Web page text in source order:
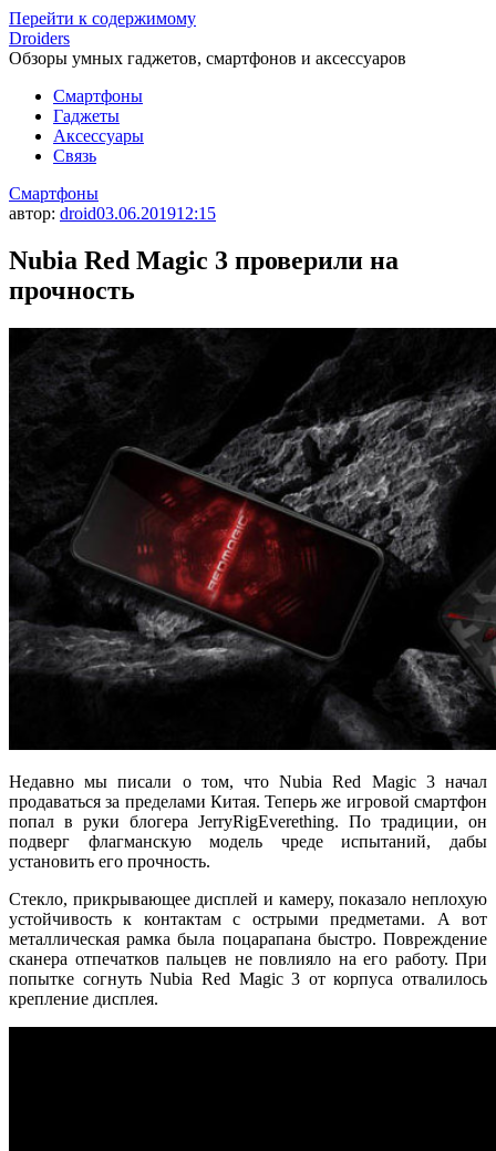
Перейти к содержимому
Droiders
Обзоры умных гаджетов, смартфонов и аксессуаров
Смартфоны
Гаджеты
Аксессуары
Связь
Смартфоны
автор: droid03.06.201912:15
Nubia Red Magic 3 проверили на
прочность
Недавно мы писали о том, что Nubia Red Magic 3 начал
продаваться за пределами Китая. Теперь же игровой смартфон
попал в руки блогера JerryRigEverething. По традиции, он
подверг флагманскую модель чреде испытаний, дабы
установить его прочность.
Стекло, прикрывающее дисплей и камеру, показало неплохую
устойчивость к контактам с острыми предметами. А вот
металлическая рамка была поцарапана быстро. Повреждение
сканера отпечатков пальцев не повлияло на его работу. При
попытке согнуть Nubia Red Magic 3 от корпуса отвалилось
крепление дисплея.